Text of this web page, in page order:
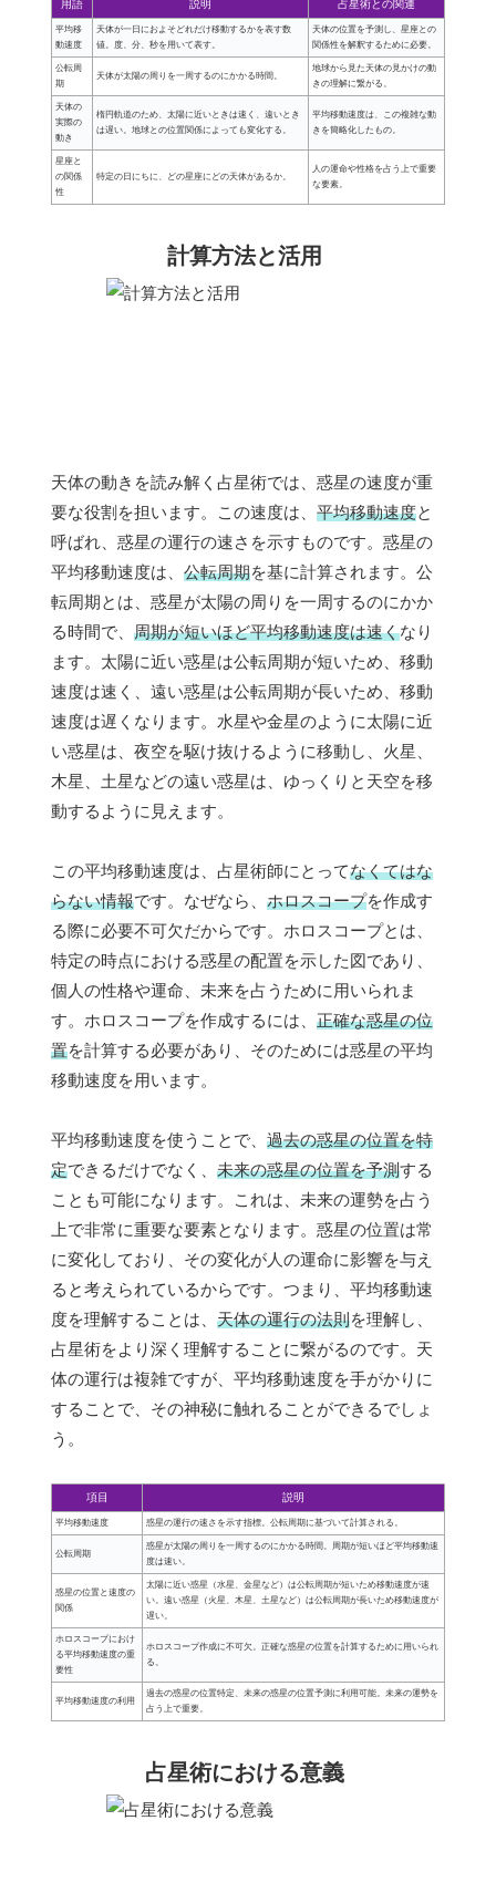
用語 説明 占星術との関連
平均移
動速度
天体が一日におよそどれだけ移動するかを表す数
値。度、分、秒を用いて表す。
天体の位置を予測し、星座との
関係性を解釈するために必要。
公転周
期
天体が太陽の周りを一周するのにかかる時間。
地球から見た天体の見かけの動
きの理解に繋がる。
天体の
実際の
動き
楕円軌道のため、太陽に近いときは速く、遠いとき
は遅い。地球との位置関係によっても変化する。
平均移動速度は、この複雑な動
きを簡略化したもの。
星座と
の関係
性
特定の日にちに、どの星座にどの天体があるか。
人の運命や性格を占う上で重要
な要素。
計算方法と活用
天体の動きを読み解く占星術では、惑星の速度が重
要な役割を担います。この速度は、 平均移動速度と
呼ばれ、惑星の運行の速さを示すものです。惑星の
平均移動速度は、 公転周期を基に計算されます。公
転周期とは、惑星が太陽の周りを一周するのにかか
る時間で、 周期が短いほど平均移動速度は速くなり
ます。太陽に近い惑星は公転周期が短いため、移動
速度は速く、遠い惑星は公転周期が長いため、移動
速度は遅くなります。水星や金星のように太陽に近
い惑星は、夜空を駆け抜けるように移動し、火星、
木星、土星などの遠い惑星は、ゆっくりと天空を移
動するように見えます。
この平均移動速度は、占星術師にとってなくてはな
らない情報です。なぜなら、 ホロスコープを作成す
る際に必要不可欠だからです。ホロスコープとは、
特定の時点における惑星の配置を示した図であり、
個人の性格や運命、未来を占うために用いられま
す。ホロスコープを作成するには、 正確な惑星の位
置を計算する必要があり、そのためには惑星の平均
移動速度を用います。
平均移動速度を使うことで、 過去の惑星の位置を特
定できるだけでなく、 未来の惑星の位置を予測する
ことも可能になります。これは、未来の運勢を占う
上で非常に重要な要素となります。惑星の位置は常
に変化しており、その変化が人の運命に影響を与え
ると考えられているからです。つまり、平均移動速
度を理解することは、 天体の運行の法則を理解し、
占星術をより深く理解することに繋がるのです。天
体の運行は複雑ですが、平均移動速度を手がかりに
することで、その神秘に触れることができるでしょ
う。
項目 説明
平均移動速度 惑星の運行の速さを示す指標。公転周期に基づいて計算される。
公転周期
惑星が太陽の周りを一周するのにかかる時間。周期が短いほど平均移動速
度は速い。
惑星の位置と速度の
関係
太陽に近い惑星（水星、金星など）は公転周期が短いため移動速度が速
い。遠い惑星（火星、木星、土星など）は公転周期が長いため移動速度が
遅い。
ホロスコープにおけ
る平均移動速度の重
要性
ホロスコープ作成に不可欠。正確な惑星の位置を計算するために用いられ
る。
平均移動速度の利用
過去の惑星の位置特定、未来の惑星の位置予測に利用可能。未来の運勢を
占う上で重要。
占星術における意義